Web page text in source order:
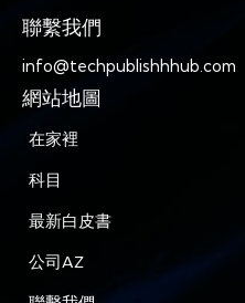
聯繫我們
info@techpublishhhub.com
網站地圖
在家裡
科目
最新白皮書
公司AZ